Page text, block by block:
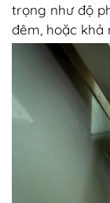
trọng như độ
đêm, hoặc khả